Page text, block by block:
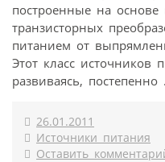
построенные на основе
транзисторных
питанием от
Этот класс источников
развиваясь, постепенно
26.01.2011
Источники питания
Оставить